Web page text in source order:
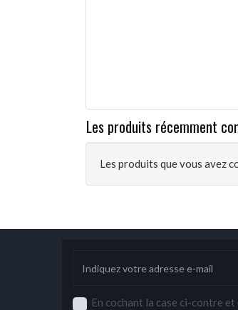
Les produits récemment
Les produits que vous avez
En cochant la case ci-contre